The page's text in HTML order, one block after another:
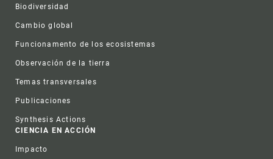
Biodiversidad
Cambio global
Funcionamento de los ecosistemas
Observación de la tierra
Temas transversales
Publicaciones
Synthesis Actions
CIENCIA EN ACCIÓN
Impacto